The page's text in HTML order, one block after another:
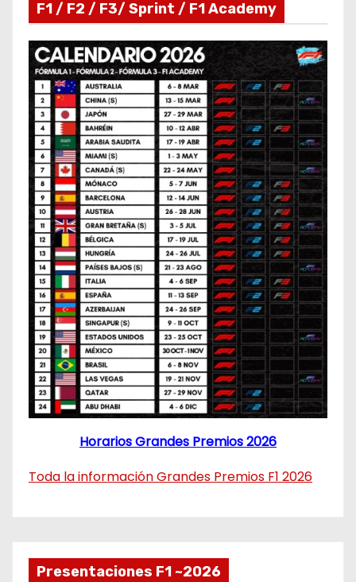
F1 / F2 / F3/ Sprint / F1 Academy
Horarios Grandes Premios 2026
Toda la información Grandes Premios F1 2026
Presentaciones F1 ~2026